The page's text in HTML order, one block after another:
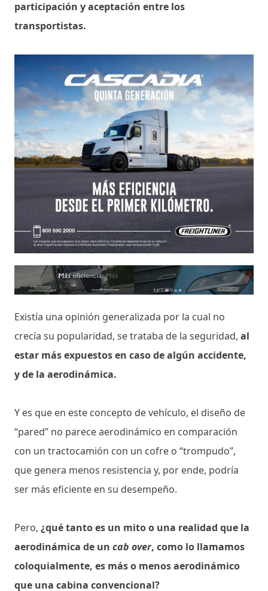
participación y aceptación entre los
transportistas.
Existía una opinión generalizada por la cual no
crecía su popularidad, se trataba de la seguridad, al
estar más expuestos en caso de algún accidente,
y de la aerodinámica.
Y es que en este concepto de vehículo, el diseño de
“pared” no parece aerodinámico en comparación
con un tractocamión con un cofre o “trompudo”,
que genera menos resistencia y, por ende, podría
ser más eficiente en su desempeño.
Pero, ¿qué tanto es un mito o una realidad que la
aerodinámica de un cab over, como lo llamamos
coloquialmente, es más o menos aerodinámico
que una cabina convencional?